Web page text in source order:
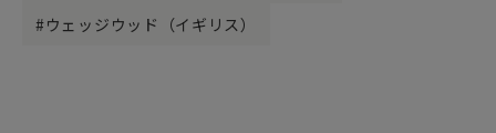
ウェッジウッド（イギリス）